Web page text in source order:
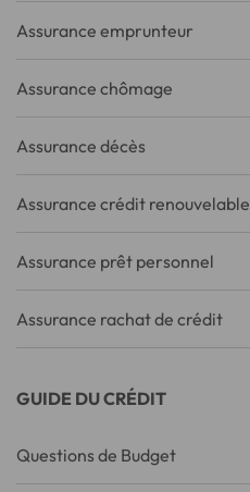
Assurance emprunteur
Assurance chômage
Assurance décès
Assurance crédit renouvelable
Assurance prêt personnel
Assurance rachat de crédit
GUIDE DU CRÉDIT
Questions de Budget